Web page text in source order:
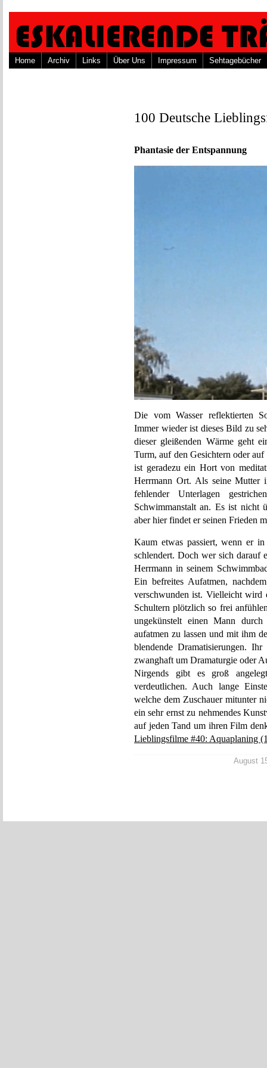
Home Archiv Links Über Uns Impressum Sehtagebücher
100 Deutsche
Phantasie der Entspannung
Die vom Wasser reflektierten
Immer wieder ist dieses Bild zu
dieser gleißenden Wärme geht
Turm, auf den Gesichtern oder
ist geradezu ein Hort von
Herrmann Ort. Als seine
fehlender Unterlagen
Schwimmanstalt an. Es ist nicht
aber hier findet er seinen Frieden
Kaum etwas passiert, wenn er
schlendert. Doch wer sich darauf
Herrmann in seinem
Ein befreites Aufatmen,
verschwunden ist. Vielleicht wird
Schultern plötzlich so frei
ungekünstelt einen Mann
aufatmen zu lassen und mit ihm
blendende Dramatisierungen.
zwanghaft um Dramaturgie oder
Nirgends gibt es groß
verdeutlichen. Auch lange
welche dem Zuschauer mitunter
ein sehr ernst zu nehmendes
auf jeden Tand um ihren Film
Lieblingsfilme #40: Aquaplaning
August